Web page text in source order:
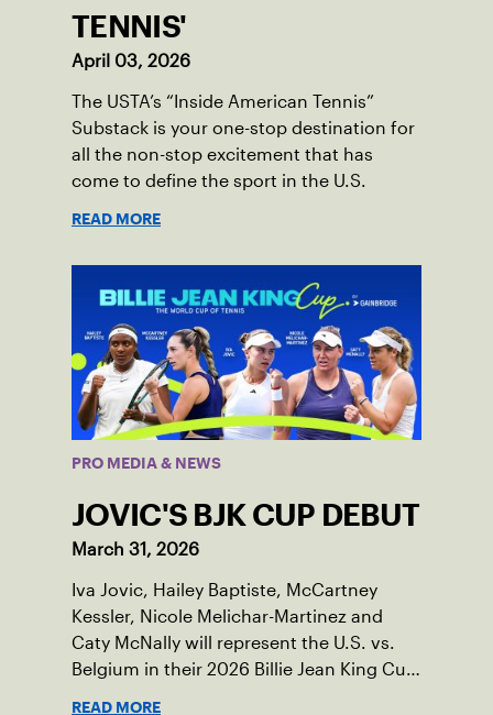
TENNIS'
April 03, 2026
The USTA’s “Inside American Tennis”
Substack is your one-stop destination for
all the non-stop excitement that has
come to define the sport in the U.S.
READ MORE
PRO MEDIA & NEWS
JOVIC'S BJK CUP DEBUT
March 31, 2026
Iva Jovic, Hailey Baptiste, McCartney
Kessler, Nicole Melichar-Martinez and
Caty McNally will represent the U.S. vs.
Belgium in their 2026 Billie Jean King Cup
READ MORE